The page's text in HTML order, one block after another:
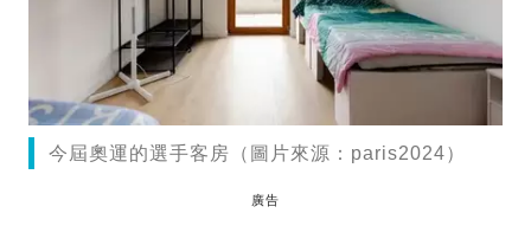
今屆奧運的選手客房（圖片來源：paris2024）
廣告